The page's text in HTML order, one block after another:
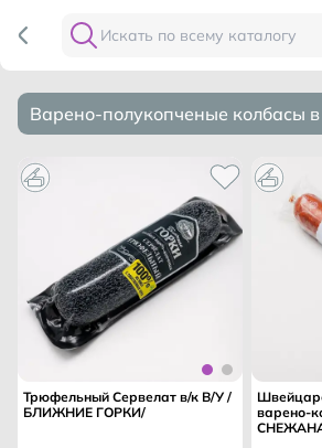
Варено-полукопченые колбасы в
Трюфельный Сервелат в/к В/У /
БЛИЖНИЕ ГОРКИ/
варено-